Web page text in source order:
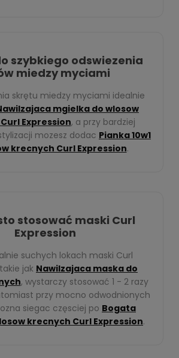
szybkiego odswiezenia
miedzy myciami
skrętu miedzy myciami idealnie
mgielka do wlosow
Expression, a przy bardziej
mozesz dodac Pianka 10w1
krecnych Curl Expression.
stosować maski Curl
Expression
suchych lokach maski Curl
jak Nawilzajaca maska do
, wystarczy stosować 1 - 2 razy
przy mocno odwodnionych
siegac częsciej po Bogata
krecnych Curl Expression.